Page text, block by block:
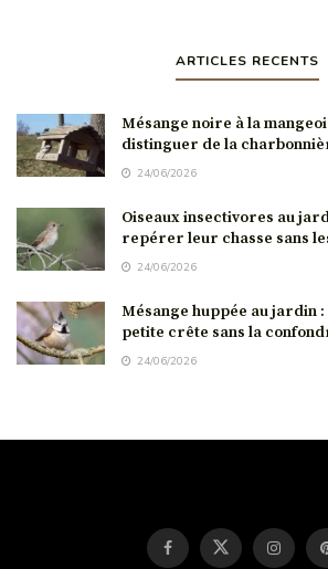
ARTICLES RECENTS
Mésange noire à la
distinguer de la
24/06/2026
Oiseaux insectivores au
repérer leur chasse sans
24/06/2026
Mésange huppée au jardin
petite crête sans la
24/06/2026